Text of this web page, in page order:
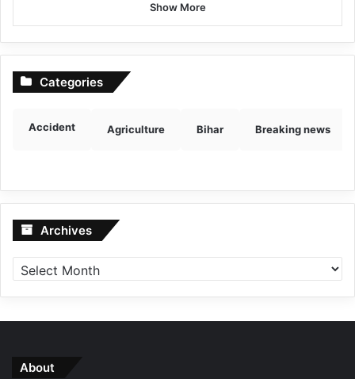
Show More
Categories
Accident Agriculture Bihar Breaking news
Archives Archives
About